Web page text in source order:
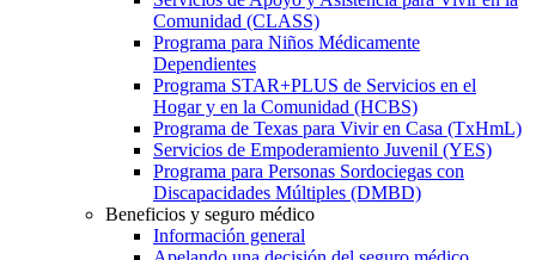
Comunidad (CLASS)
Programa para Niños Médicamente
Dependientes
Programa STAR+PLUS de Servicios en el
Hogar y en la Comunidad (HCBS)
Programa de Texas para Vivir en Casa (TxHmL)
Servicios de Empoderamiento Juvenil (YES)
Programa para Personas Sordociegas con
Discapacidades Múltiples (DMBD)
Beneficios y seguro médico
Información general